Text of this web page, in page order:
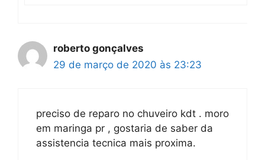
roberto gonçalves
29 de março de 2020 às 23:23
preciso de reparo no chuveiro kdt . moro
em maringa pr , gostaria de saber da
assistencia tecnica mais proxima.